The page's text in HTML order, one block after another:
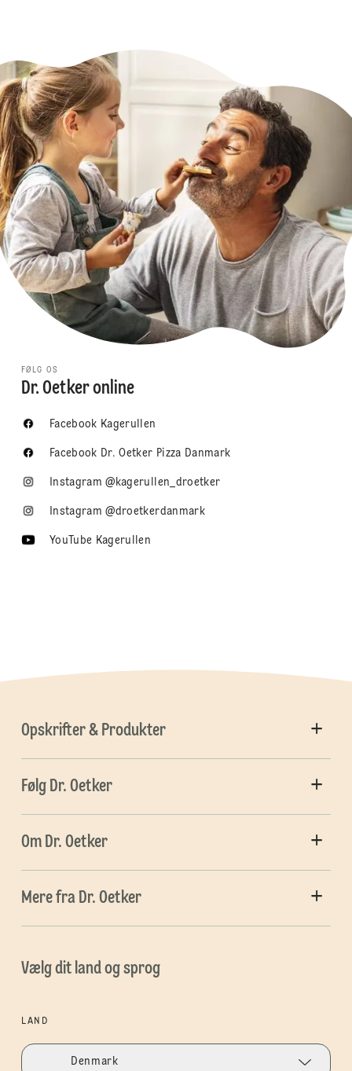
FØLG OS
Dr. Oetker online
Facebook Kagerullen
Facebook Dr. Oetker Pizza Danmark
Instagram @kagerullen_droetker
Instagram @droetkerdanmark
YouTube Kagerullen
Opskrifter & Produkter
Følg Dr. Oetker
Om Dr. Oetker
Mere fra Dr. Oetker
Vælg dit land og sprog
LAND
Denmark